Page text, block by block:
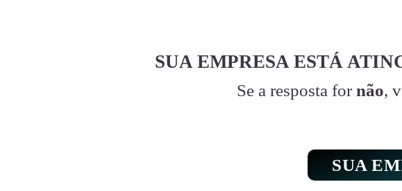
SUA EMPRESA ESTÁ
Se a resposta for não,
SUA